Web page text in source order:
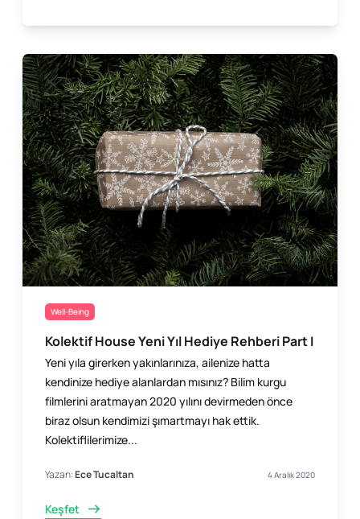
Well-Being
Kolektif House Yeni Yıl Hediye Rehberi Part I
Yeni yıla girerken yakınlarınıza, ailenize hatta
kendinize hediye alanlardan mısınız? Bilim kurgu
filmlerini aratmayan 2020 yılını devirmeden önce
biraz olsun kendimizi şımartmayı hak ettik.
Kolektiflilerimize...
Yazan:Ece Tucaltan 4 Aralık 2020
Keşfet